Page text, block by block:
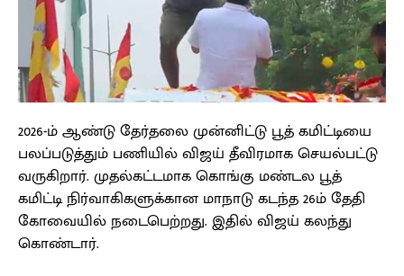
2026-ம் ஆண்டு தேர்தலை முன்னிட்டு பூத் கமிட்டியை
பலப்படுத்தும் பணியில் விஜய் தீவிரமாக செயல்பட்டு
வருகிறார். முதல்கட்டமாக கொங்கு மண்டல பூத்
கமிட்டி நிர்வாகிகளுக்கான மாநாடு கடந்த 26ம் தேதி
கோவையில் நடைபெற்றது. இதில் விஜய் கலந்து
கொண்டார்.